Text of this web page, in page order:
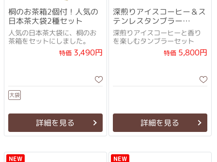
桐のお茶箱2個付！人気の
日本茶大袋2種セット
人気の日本茶大袋に、桐のお
茶箱をセットにしました。
特価3,490円
大袋
詳細を見る
深煎りアイスコーヒー＆ス
テンレスタンブラー
(350mL)
深煎りアイスコーヒーと香り
を楽しむタンブラーセット
特価5,800円
詳細を見る
NEW NEW